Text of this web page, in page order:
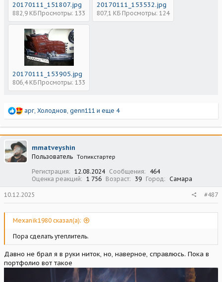
20170111_151807.jpg
882,9 КБ Просмотры: 133
20170111_153532.jpg
807,1 КБ Просмотры: 124
20170111_153905.jpg
806,4 КБ Просмотры: 133
Р
а
к
ц
и
и
арг, Холоднов, genn111 и еще 4
mmatveyshin
Пользователь Топикстартер
Регистрация 12.08.2024 Сообщения
464
Оценка реакций
1 756 Возраст 39 Город Самара
10.12.2025 #487
Mexanik1980 сказал(а):
Пора сделать утеплитель.
Давно не брал я в руки ниток, но, наверное, справлюсь. Пока в
портфолио вот такое